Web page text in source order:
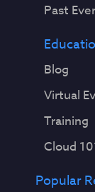
Past
Blog
Virtual
Training
Cloud
Popular